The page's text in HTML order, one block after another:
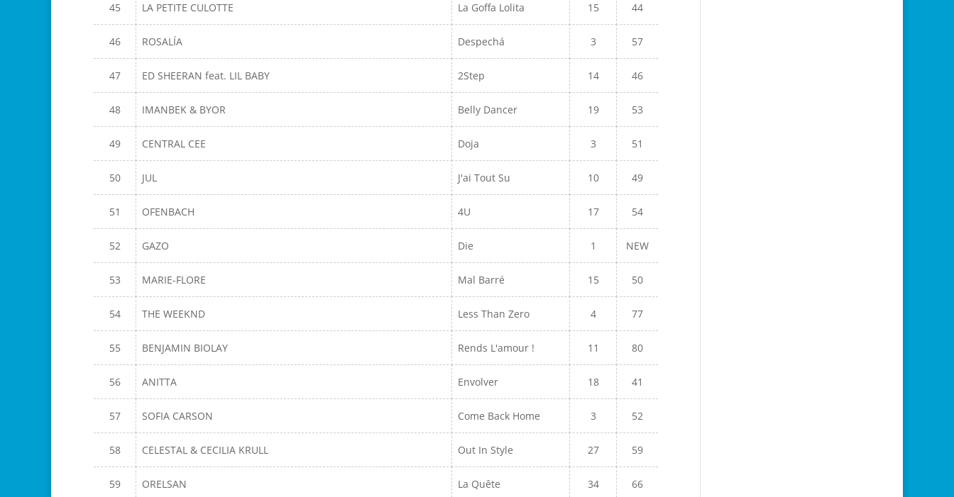
45 LA PETITE CULOTTE La Goffa Lolita 15 44
46 ROSALÍA Despechá 3 57
47 ED SHEERAN feat. LIL BABY 2Step 14 46
48 IMANBEK & BYOR Belly Dancer 19 53
49 CENTRAL CEE Doja 3 51
50 JUL J'ai Tout Su 10 49
51 OFENBACH 4U 17 54
52 GAZO Die 1 NEW
53 MARIE-FLORE Mal Barré 15 50
54 THE WEEKND Less Than Zero 4 77
55 BENJAMIN BIOLAY Rends L'amour ! 11 80
56 ANITTA Envolver 18 41
57 SOFIA CARSON Come Back Home 3 52
58 CELESTAL & CECILIA KRULL Out In Style 27 59
59 ORELSAN La Quête 34 66